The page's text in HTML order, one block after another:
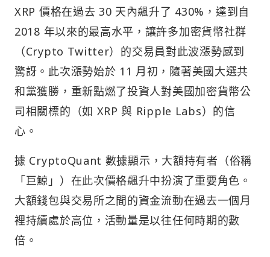
XRP 價格在過去 30 天內飆升了 430%，達到自
2018 年以來的最高水平，讓許多加密貨幣社群
（Crypto Twitter）的交易員對此波漲勢感到
驚訝。此次漲勢始於 11 月初，隨著美國大選共
和黨獲勝，重新點燃了投資人對美國加密貨幣公
司相關標的（如 XRP 與 Ripple Labs）的信
心。
據 CryptoQuant 數據顯示，大額持有者（俗稱
「巨鯨」）在此次價格飆升中扮演了重要角色。
大額錢包與交易所之間的資金流動在過去一個月
裡持續處於高位，活動量是以往任何時期的數
倍。